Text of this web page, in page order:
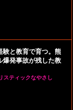
験と教育で育つ。熊
爆発事故が残した教
スティックなやさし